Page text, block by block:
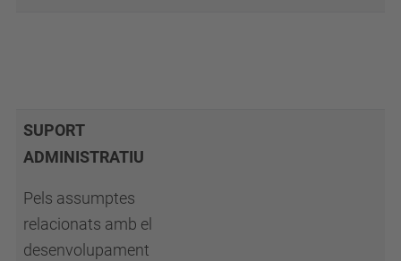
SUPORT
ADMINISTRATIU
Pels assumptes
relacionats amb el
desenvolupament